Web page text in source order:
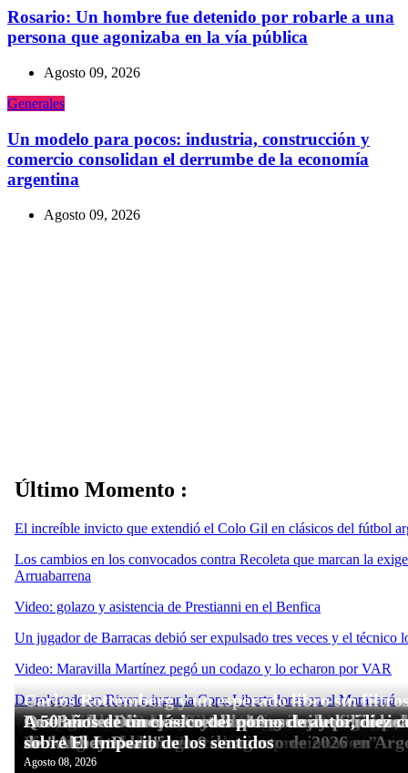
Rosario: Un hombre fue detenido por robarle a una
persona que agonizaba en la vía pública
Agosto 09, 2026
Generales
Un modelo para pocos: industria, construcción y
comercio consolidan el derrumbe de la economía
argentina
Agosto 09, 2026